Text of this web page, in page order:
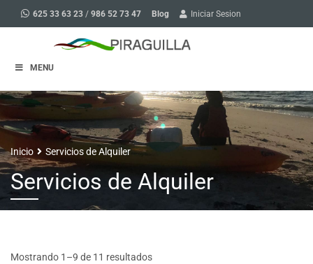
625 33 63 23 / 986 52 73 47 Blog Iniciar Sesion
MENU
Inicio Servicios de Alquiler
Servicios de Alquiler
Mostrando 1–9 de 11 resultados